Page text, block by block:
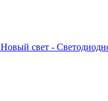
Новый свет -